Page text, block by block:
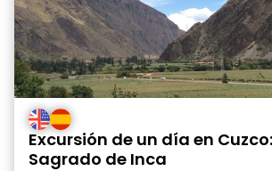
Excursión de un día en
Sagrado de Inca